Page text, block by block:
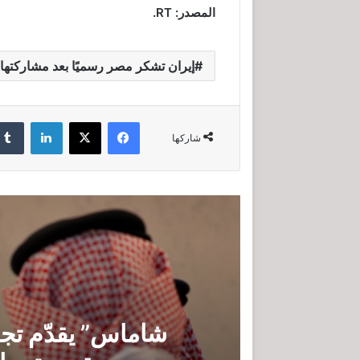
المصدر: RT.
إيران تشكر مصر رسميًا بعد
شاركها
فيسبوك ‫X
شاماس” يقدّم